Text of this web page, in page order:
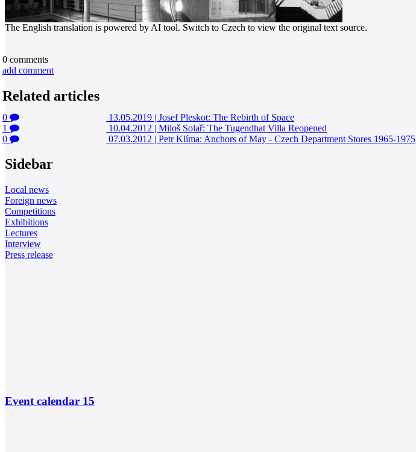
The English translation is powered by AI tool. Switch to Czech to view the original text source.
0 comments
add comment
Related articles
0 13.05.2019 | Josef Pleskot: The Rebirth of Space
1
10.04.2012 | Miloš Solař: The Tugendhat Villa Reopened
0
07.03.2012 | Petr Klíma: Anchors of May - Czech Department Stores 1965-1975
Sidebar
Local news
Foreign news
Competitions
Exhibitions
Lectures
Interview
Press release
Event calendar 15